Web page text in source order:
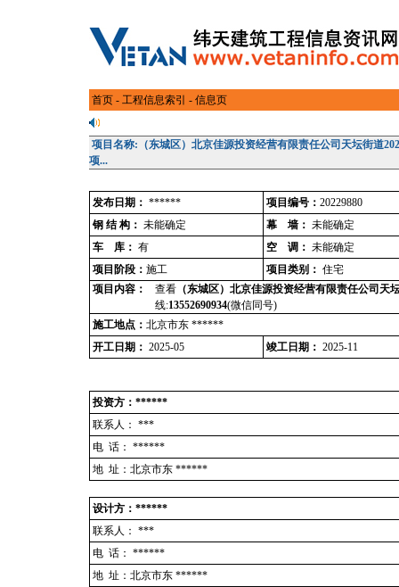
首页 - 工程信息索引 - 信息页
项目名称:（东城区）北京佳源投资经营有限责任公司天坛街道
项...
发布日期： ****** 项目编号： 20229880
钢 结 构： 未能确定 幕 墙： 未能确定
车 库： 有 空 调： 未能确定
项目阶段： 施工 项目类别： 住宅
项目内容：
查看 （东城区）北京佳源投资经营有限责任公司天
线:13552690934(微信同号)
施工地点： 北京市东 ******
开工日期： 2025-05 竣工日期： 2025-11
投资方：******
联系人： ***
电 话： ******
地 址：北京市东 ******
设计方：******
联系人： ***
电 话： ******
地 址：北京市东 ******